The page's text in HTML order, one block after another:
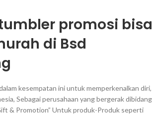
promosi bisa
di Bsd
kesempatan ini untuk memperkenalkan diri,
Sebagai perusahaan yang bergerak dibidang
& Promotion” Untuk produk-Produk seperti